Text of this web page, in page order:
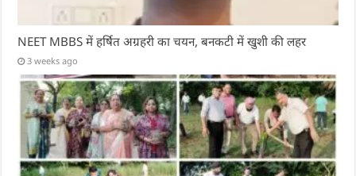
NEET MBBS में हर्षित अग्रहरी का चयन, बनकटी में खुशी की लहर
3 weeks ago